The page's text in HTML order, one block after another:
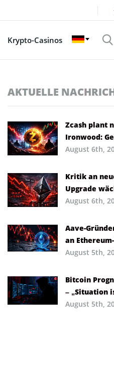
Krypto-Casinos
AKTUELLE
Zcash plant
Ironwood:
August 6th,
Kritik an
Upgrade
August 6th,
Aave-
an
August 5th,
Bitcoin
– „Situation
August 5th,